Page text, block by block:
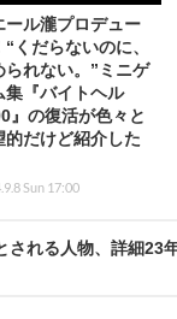
ール瀧プロデュー
“くだらないのに、
られない。”ミニゲ
集『バイトヘル
』の復活が色々と
的だけど紹介した
Sun 17:00
される人物、詳細